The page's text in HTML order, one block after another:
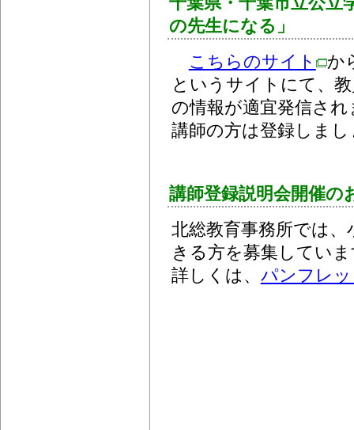
の先生になる」
こちらのサイト
か
というサイトにて、
の情報が適宜発信さ
講師の方は登録しまし
講師登録説明会開催の
北総教育事務所では
きる方を募集してい
詳しくは、 パンフレ